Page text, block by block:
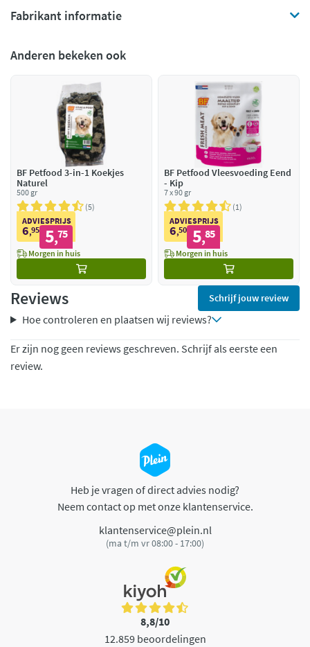
Fabrikant informatie
Anderen bekeken ook
BF Petfood 3-in-1 Koekjes
Naturel
500 gr
5
ADVIESPRIJS
6,95 5,75
Morgen in huis
BF Petfood Vleesvoeding Eend
- Kip
7 x 90 gr
1
ADVIESPRIJS
6,50 5,85
Morgen in huis
Reviews Schrijf jouw review
Hoe controleren en plaatsen wij reviews?
Er zijn nog geen reviews geschreven. Schrijf als eerste een
review.
Heb je vragen of direct advies nodig?
Neem contact op met onze klantenservice.
klantenservice@plein.nl
(ma t/m vr 08:00 - 17:00)
8,8/10
12.859 beoordelingen